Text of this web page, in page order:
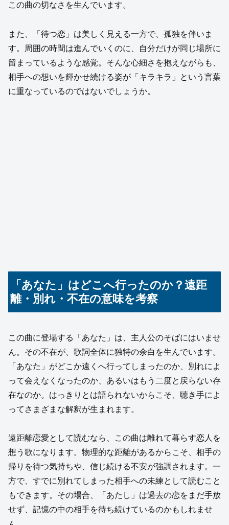
この曲の切なさを生んでいます。
また、「待つ恋」は美しく見える一方で、孤独を伴いま
す。周囲の時間は進んでいくのに、自分だけが同じ場所に
留まっているような感覚。そんな心細さを抱えながらも、
相手への想いを輝かせ続ける姿が「キラキラ」という言葉
に重なっているのではないでしょうか。
「あなた」はどこへ行ったのか？遠距
離・別れ・不在の意味を考察
この曲に登場する「あなた」は、主人公のそばにはいませ
ん。その不在が、歌詞全体に独特の余白を生んでいます。
「あなた」がどこか遠くへ行ってしまったのか、別れによ
って会えなくなったのか、あるいはもう二度と戻らない存
在なのか。はっきりとは語られないからこそ、聴き手によ
ってさまざまな解釈が生まれます。
遠距離恋愛として読むなら、この曲は離れて暮らす恋人を
想う歌になります。物理的な距離があるからこそ、相手の
帰りを待つ気持ちや、信じ続ける不安が強調されます。一
方で、すでに別れてしまった相手への未練として読むこと
もできます。その場合、「あたし」は過去の恋をまだ手放
せず、記憶の中の相手を待ち続けているのかもしれませ